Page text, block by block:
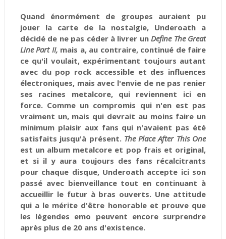
Quand énormément de groupes auraient pu
jouer la carte de la nostalgie, Underoath a
décidé de ne pas céder à livrer unDefine The Great
Line Part II, mais a, au contraire, continué de faire
ce qu'il voulait, expérimentant toujours autant
avec du pop rock accessible et des influences
électroniques, mais avec l'envie de ne pas renier
ses racines metalcore, qui reviennent ici en
force. Comme un compromis qui n'en est pas
vraiment un, mais qui devrait au moins faire un
minimum plaisir aux fans qui n'avaient pas été
satisfaits jusqu'à présent. The Place After This One
est un album metalcore et pop frais et original,
et si il y aura toujours des fans récalcitrants
pour chaque disque, Underoath accepte ici son
passé avec bienveillance tout en continuant à
accueillir le futur à bras ouverts. Une attitude
qui a le mérite d'être honorable et prouve que
les légendes emo peuvent encore surprendre
après plus de 20 ans d'existence.